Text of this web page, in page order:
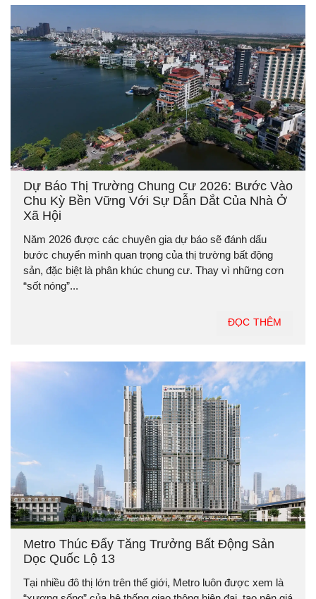
Dự Báo Thị Trường Chung Cư 2026: Bước Vào
Chu Kỳ Bền Vững Với Sự Dẫn Dắt Của Nhà Ở
Xã Hội
Năm 2026 được các chuyên gia dự báo sẽ đánh dấu
bước chuyển mình quan trọng của thị trường bất động
sản, đặc biệt là phân khúc chung cư. Thay vì những cơn
“sốt nóng”...
ĐỌC THÊM
Metro Thúc Đẩy Tăng Trưởng Bất Động Sản
Dọc Quốc Lộ 13
Tại nhiều đô thị lớn trên thế giới, Metro luôn được xem là